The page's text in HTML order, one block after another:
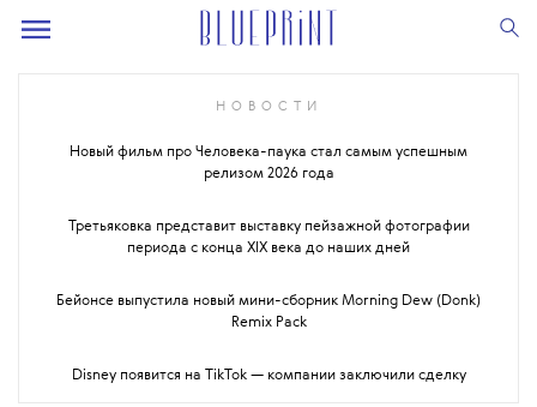
НОВОСТИ
Новый фильм про Человека-паука стал самым успешным
релизом 2026 года
Третьяковка представит выставку пейзажной фотографии
периода с конца XIX века до наших дней
Бейонсе выпустила новый мини-сборник Morning Dew (Donk)
Remix Pack
Disney появится на TikTok — компании заключили сделку